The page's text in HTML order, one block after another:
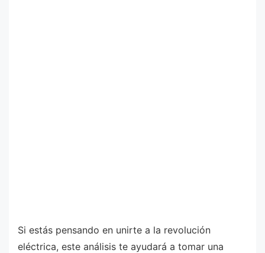
Si estás pensando en unirte a la revolución
eléctrica, este análisis te ayudará a tomar una